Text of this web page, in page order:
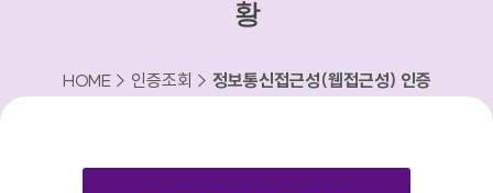
황
HOME > 인증조회 > 정보통신접근성(웹접근성) 인증